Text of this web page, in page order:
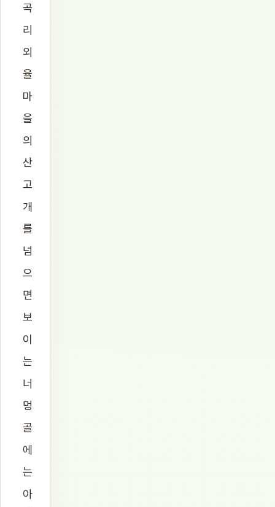
곡
리
외
율
마
을
의
산
고
개
를
넘
으
면
보
이
는
너
멍
골
에
는
아